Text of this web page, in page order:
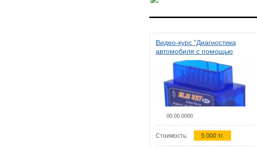
Видео-курс "Диагностика
автомобиля с помощью
сканера ELM 327"
00.00.0000
Стоимость: 5 000 тг.